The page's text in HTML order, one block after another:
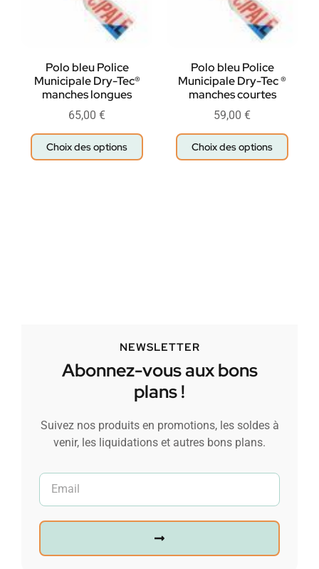
Polo bleu Police
Municipale Dry-Tec®
manches longues
65,00 €
Choix des options
Polo bleu Police
Municipale Dry-Tec ®
manches courtes
59,00 €
Choix des options
NEWSLETTER
Abonnez-vous aux bons
plans !
Suivez nos produits en promotions, les soldes à
venir, les liquidations et autres bons plans.